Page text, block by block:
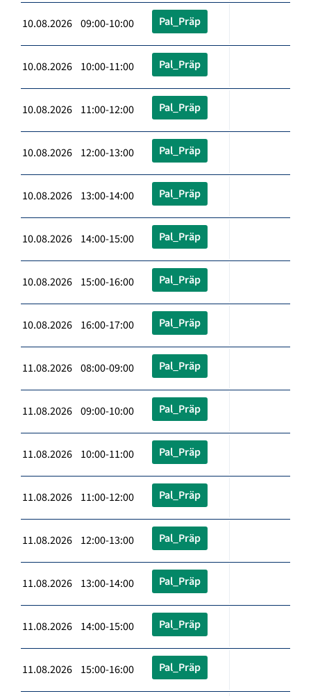
10.08.2026 09:00-10:00 Pal_Präp
10.08.2026 10:00-11:00 Pal_Präp
10.08.2026 11:00-12:00 Pal_Präp
10.08.2026 12:00-13:00 Pal_Präp
10.08.2026 13:00-14:00 Pal_Präp
10.08.2026 14:00-15:00 Pal_Präp
10.08.2026 15:00-16:00 Pal_Präp
10.08.2026 16:00-17:00 Pal_Präp
11.08.2026 08:00-09:00 Pal_Präp
11.08.2026 09:00-10:00 Pal_Präp
11.08.2026 10:00-11:00 Pal_Präp
11.08.2026 11:00-12:00 Pal_Präp
11.08.2026 12:00-13:00 Pal_Präp
11.08.2026 13:00-14:00 Pal_Präp
11.08.2026 14:00-15:00 Pal_Präp
11.08.2026 15:00-16:00 Pal_Präp